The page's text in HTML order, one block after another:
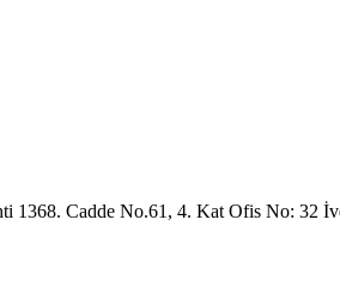
1368. Cadde No.61, 4. Kat Ofis No: 32